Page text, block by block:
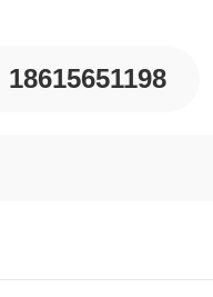
18615651198